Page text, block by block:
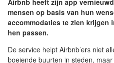
Airbnb heeft zijn app
mensen op basis van hun
accommodaties te zien krijgen
hen passen.
De service helpt Airbnb’ers niet
boeiende buurten in steden,